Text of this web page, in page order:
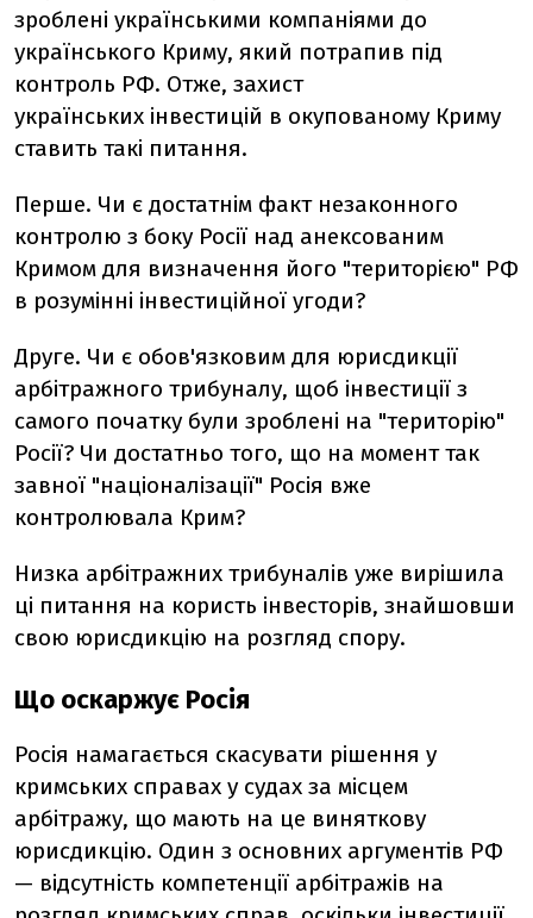
зроблені українськими компаніями до
українського Криму, який потрапив під
контроль РФ. Отже, захист
українських інвестицій в окупованому Криму
ставить такі питання.
Перше. Чи є достатнім факт незаконного
контролю з боку Росії над анексованим
Кримом для визначення його "територією" РФ
в розумінні інвестиційної угоди?
Друге. Чи є обов'язковим для юрисдикції
арбітражного трибуналу, щоб інвестиції з
самого початку були зроблені на "територію"
Росії? Чи достатньо того, що на момент так
завної "націоналізації" Росія вже
контролювала Крим?
Низка арбітражних трибуналів уже вирішила
ці питання на користь інвесторів, знайшовши
свою юрисдикцію на розгляд спору.
Що оскаржує Росія
Росія намагається скасувати рішення у
кримських справах у судах за місцем
арбітражу, що мають на це виняткову
юрисдикцію. Один з основних аргументів РФ
— відсутність компетенції арбітражів на